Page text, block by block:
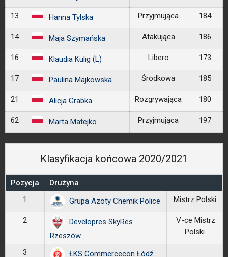
13 Hanna Tylska Przyjmująca 184
14 Maja Szymańska Atakująca 186
16 Klaudia Kulig (L) Libero 173
17 Paulina Majkowska Środkowa 185
21 Alicja Grabka Rozgrywająca 180
62 Marta Matejko Przyjmująca 197
Klasyfikacja końcowa 2020/2021
Pozycja
Drużyna
1
Grupa Azoty Chemik Police Mistrz Polski
2
Developres SkyRes
Rzeszów
V-ce Mistrz
Polski
3 ŁKS Commercecon Łódź